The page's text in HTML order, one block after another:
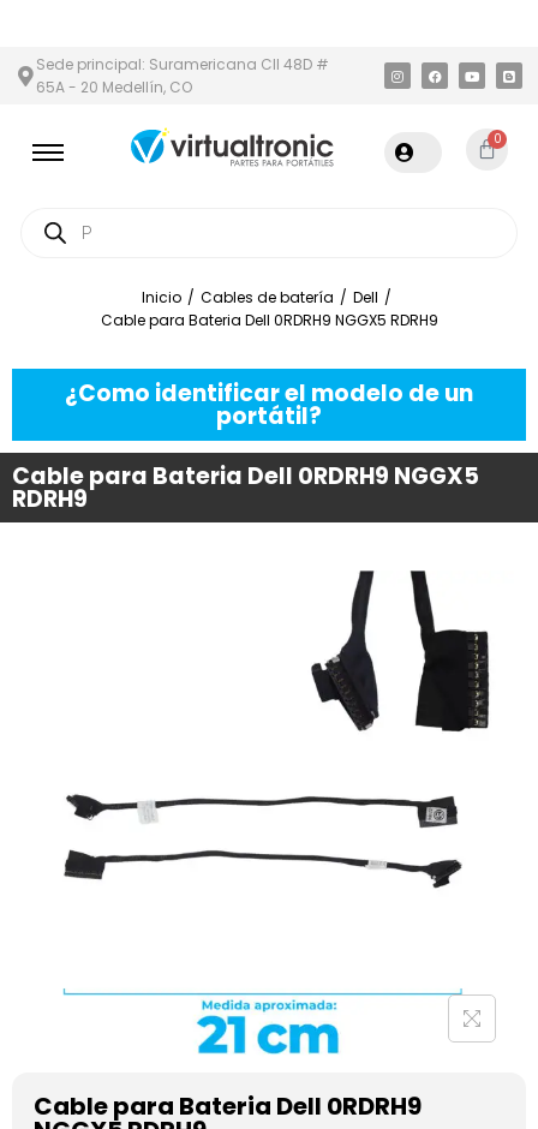
Sede principal: Suramericana Cll 48D #
65A - 20 Medellín, CO
0
Inicio / Cables de batería / Dell /
Cable para Bateria Dell 0RDRH9 NGGX5 RDRH9
¿Como identificar el modelo de un
portátil?
Cable para Bateria Dell 0RDRH9 NGGX5
RDRH9
Cable para Bateria Dell 0RDRH9